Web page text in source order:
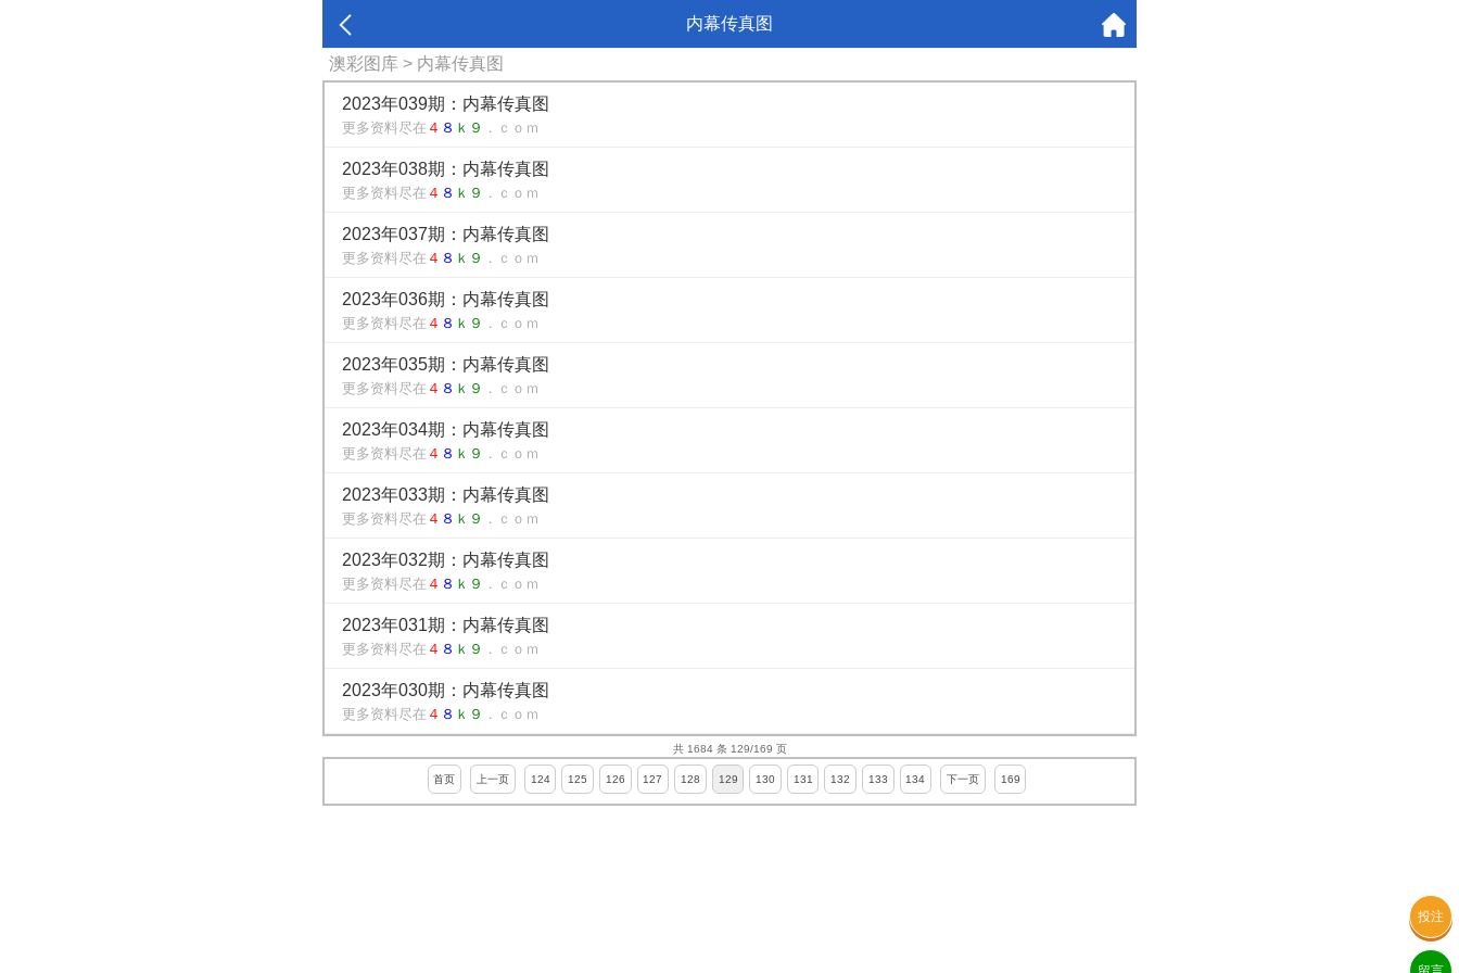
投注
内幕传真图
澳彩图库 > 内幕传真图
2023年039期：内幕传真图
更多资料尽在 ４ ８ ｋ９ ．ｃｏｍ
2023年038期：内幕传真图
更多资料尽在 ４ ８ ｋ９ ．ｃｏｍ
2023年037期：内幕传真图
更多资料尽在 ４ ８ ｋ９ ．ｃｏｍ
2023年036期：内幕传真图
更多资料尽在 ４ ８ ｋ９ ．ｃｏｍ
2023年035期：内幕传真图
更多资料尽在 ４ ８ ｋ９ ．ｃｏｍ
2023年034期：内幕传真图
更多资料尽在 ４ ８ ｋ９ ．ｃｏｍ
2023年033期：内幕传真图
更多资料尽在 ４ ８ ｋ９ ．ｃｏｍ
2023年032期：内幕传真图
更多资料尽在 ４ ８ ｋ９ ．ｃｏｍ
2023年031期：内幕传真图
更多资料尽在 ４ ８ ｋ９ ．ｃｏｍ
2023年030期：内幕传真图
更多资料尽在 ４ ８ ｋ９ ．ｃｏｍ
共 1684 条 129/169 页
首页 上一页 124 125 126 127 128 129 130 131 132 133 134 下一页 169